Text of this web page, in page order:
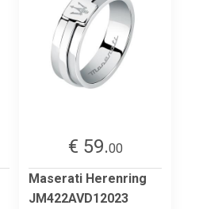
€ 59.00
Maserati Herenring
JM422AVD12023